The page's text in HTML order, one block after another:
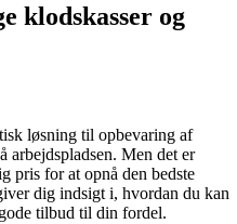
klodskasser og
løsning til opbevaring af
arbejdspladsen. Men det er
pris for at opnå den bedste
dig indsigt i, hvordan du kan
tilbud til din fordel.